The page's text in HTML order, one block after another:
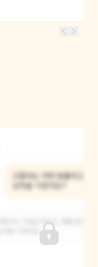
고람이는 어떤 동물이고, 어떤
성격을 가졌어요?
성격을 가졌어요.